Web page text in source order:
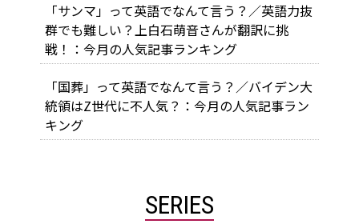
「サンマ」って英語でなんて言う？／英語力抜
群でも難しい？上白石萌音さんが翻訳に挑
戦！：今月の人気記事ランキング
「国葬」って英語でなんて言う？／バイデン大
統領はZ世代に不人気？：今月の人気記事ラン
キング
SERIES